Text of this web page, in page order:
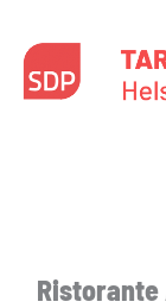
sisältöön
Ristorante